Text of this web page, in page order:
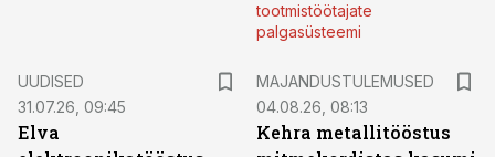
tootmistöötajate
palgasüsteemi
UUDISED
31.07.26, 09:45
Elva
MAJANDUSTULEMUSED
04.08.26, 08:13
Kehra metallitööstus